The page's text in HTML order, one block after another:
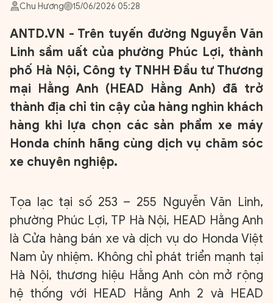
Chu Hương 15/06/2026 05:28
ANTD.VN - Trên tuyến đường Nguyễn Văn
Linh sầm uất của phường Phúc Lợi, thành
phố Hà Nội, Công ty TNHH Đầu tư Thương
mại Hằng Anh (HEAD Hằng Anh) đã trở
thành địa chỉ tin cậy của hàng nghìn khách
hàng khi lựa chọn các sản phẩm xe máy
Honda chính hãng cùng dịch vụ chăm sóc
xe chuyên nghiệp.
Tọa lạc tại số 253 – 255 Nguyễn Văn Linh,
phường Phúc Lợi, TP Hà Nội, HEAD Hằng Anh
là Cửa hàng bán xe và dịch vụ do Honda Việt
Nam ủy nhiệm. Không chỉ phát triển mạnh tại
Hà Nội, thương hiệu Hằng Anh còn mở rộng
hệ thống với HEAD Hằng Anh 2 và HEAD